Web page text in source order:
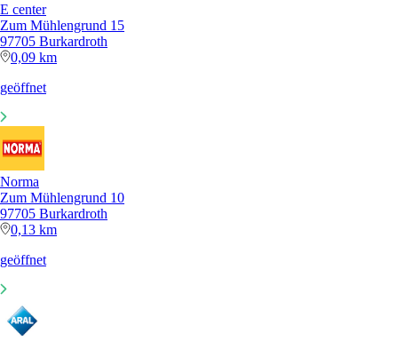
E center
Zum Mühlengrund 15
97705 Burkardroth
0,09 km
geöffnet
Norma
Zum Mühlengrund 10
97705 Burkardroth
0,13 km
geöffnet